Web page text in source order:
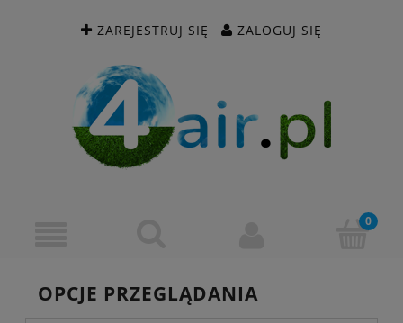
ZAREJESTRUJ SIĘ ZALOGUJ SIĘ
OPCJE PRZEGLĄDANIA